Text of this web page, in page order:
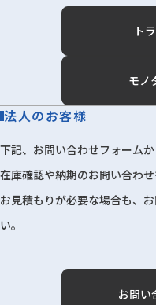
ト
モノ
法人のお客様
下記、お問い合わせフォームか
在庫確認や納期のお問い合わ
お見積もりが必要な場合も、
い。
お問い